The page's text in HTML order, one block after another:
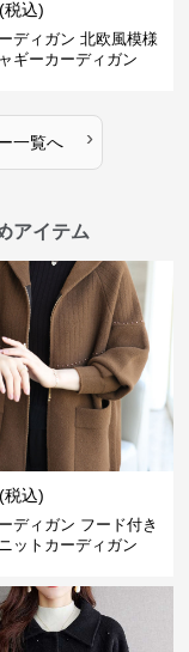
(税込)
ディガン 北欧風模様
ギーカーディガン
一覧へ ›
アイテム
(税込)
ディガン フード付き
ットカーディガン